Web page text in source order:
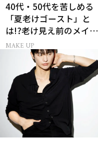
40代・50代を苦しめる
「夏老けゴースト」と
は!?老け見え前のメイク
くずれ＆くすみ対策
MAKE UP